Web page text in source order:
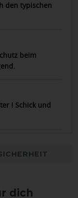
den typischen
beim
! Schick und
dich